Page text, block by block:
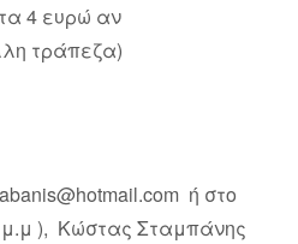
4 ευρώ αν
τράπεζα)
ή στο
μ.μ ), Κώστας Σταμπάνης